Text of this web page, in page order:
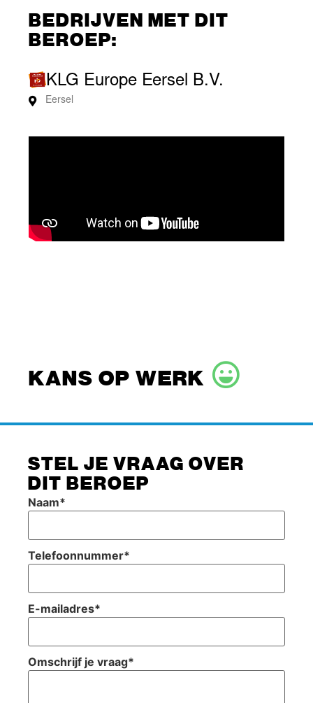
BEDRIJVEN MET DIT
BEROEP:
KLG Europe Eersel B.V.
Eersel
KANS OP WERK
STEL JE VRAAG OVER
DIT BEROEP
Naam*
Telefoonnummer*
E-mailadres*
Omschrijf je vraag*